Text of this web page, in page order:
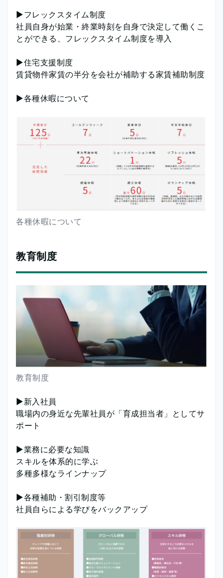
▶フレックスタイム制度
社員自身が始業・終業時刻を自身で決定して働くこ
とができる、フレックスタイム制度を導入
▶住宅支援制度
賃貸物件家賃の半分を会社が補助する家賃補助制度
▶各種休暇について
各種休暇について
教育制度
教育制度
▶新入社員
職場内の身近な先輩社員が「育成担当者」としてサ
ポート
▶業務に必要な知識
スキルを体系的に学ぶ
多種多様なラインナップ
▶各種補助・割引制度等
社員自らによる学びをバックアップ